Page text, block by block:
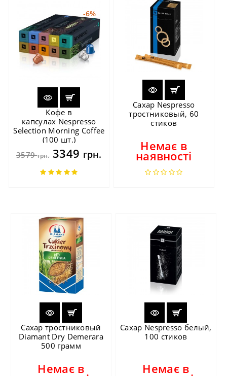
-6%
Кофе в
капсулах Nespresso
Selection Morning Coffee
(100 шт.)
3579грн.3349 грн.
Сахар Nespresso
тростниковый, 60
стиков
Немає в
наявності
Сахар тростниковый
Diamant Dry Demerara
500 грамм
Немає в
Сахар Nespresso белый,
100 стиков
Немає в